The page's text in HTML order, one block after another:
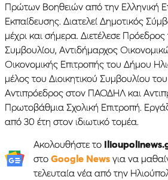
Πρώτων Βοηθειών από την Ελληνική
Εκπαίδευσης. Διατελεί Δημοτικός
μέχρι και σήμερα. Διετέλεσε
Συμβουλίου, Αντιδήμαρχος
Οικονομικής Επιτροπής του Δήμου
μέλος του Διοικητικού Συμβουλίου
Αντιπρόεδρος στον ΠΑΟΔΗΛ και
Πρωτοβάθμια Σχολική Επιτροπή.
από 30 έτη στον ιδιωτικό τομέα.
Ακολουθήστε το
στο Google Newsγια να
τελευταία νέα από την